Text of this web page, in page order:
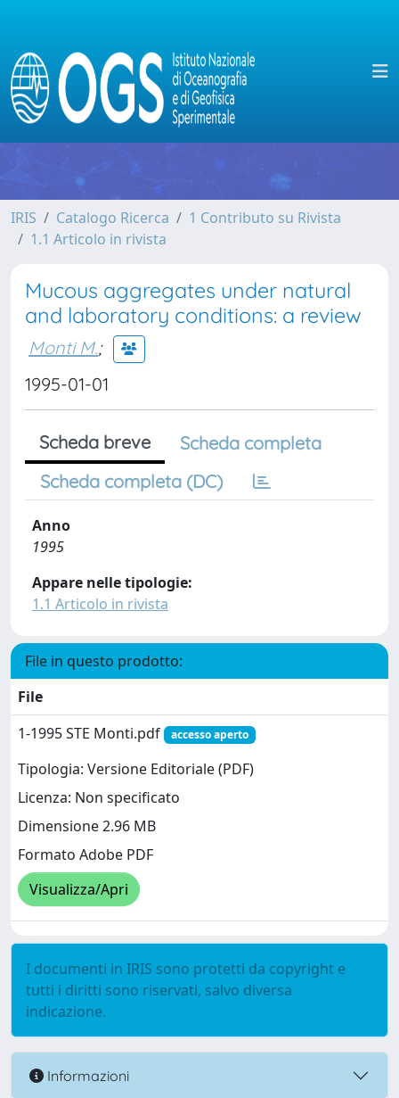
IRIS Catalogo Ricerca
1 Contributo su Rivista
1.1 Articolo in rivista
Mucous aggregates under natural
and laboratory conditions: a review
Monti M.;
1995-01-01
Scheda breve
Scheda completa
Scheda completa (DC)
Anno
1995
Appare nelle tipologie:
1.1 Articolo in rivista
File in questo prodotto:
File
1-1995 STE Monti.pdf
accesso aperto
Tipologia: Versione Editoriale (PDF)
Licenza: Non specificato
Dimensione 2.96 MB
Formato Adobe PDF
Visualizza/Apri
I documenti in IRIS sono protetti da copyright e
tutti i diritti sono riservati, salvo diversa
indicazione.
Informazioni